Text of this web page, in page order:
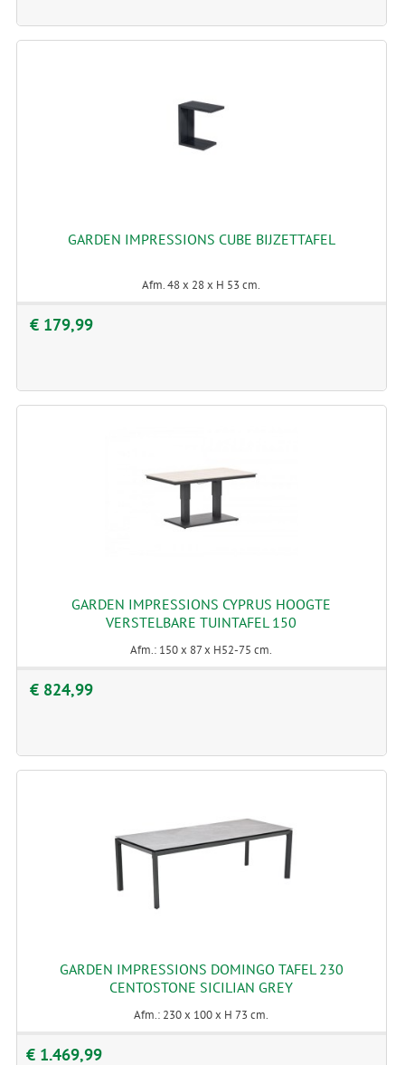
GARDEN IMPRESSIONS CUBE BIJZETTAFEL
Afm. 48 x 28 x H 53 cm.
€ 179,99
GARDEN IMPRESSIONS CYPRUS HOOGTE
VERSTELBARE TUINTAFEL 150
Afm.: 150 x 87 x H52-75 cm.
€ 824,99
GARDEN IMPRESSIONS DOMINGO TAFEL 230
CENTOSTONE SICILIAN GREY
Afm.: 230 x 100 x H 73 cm.
€ 1.469,99